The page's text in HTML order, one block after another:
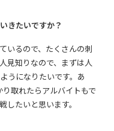
きたいですか？
いるので、たくさんの刺
見知りなので、まずは人
うになりたいです。あ
取れたらアルバイトもで
したいと思います。